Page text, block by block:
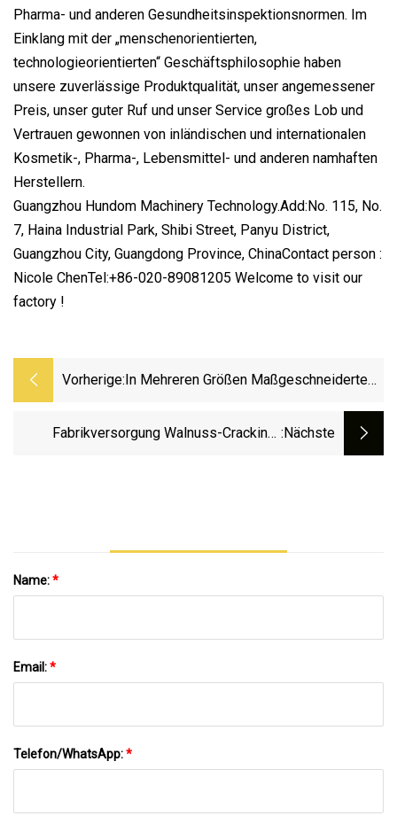
Pharma- und anderen Gesundheitsinspektionsnormen. Im
Einklang mit der „menschenorientierten,
technologieorientierten“ Geschäftsphilosophie haben
unsere zuverlässige Produktqualität, unser angemessener
Preis, unser guter Ruf und unser Service großes Lob und
Vertrauen gewonnen von inländischen und internationalen
Kosmetik-, Pharma-, Lebensmittel- und anderen namhaften
Herstellern.
Guangzhou Hundom Machinery Technology.Add:No. 115, No.
7, Haina Industrial Park, Shibi Street, Panyu District,
Guangzhou City, Guangdong Province, ChinaContact person :
Nicole ChenTel:+86-020-89081205 Welcome to visit our
factory !
Vorherige:In Mehreren Größen Maßgeschneiderte
Automatische Cashew-Shell-Linie, Nuss-
Fabrikversorgung Walnuss-Cracking- :nächste
Name:*
Email:*
Telefon/WhatsApp:*